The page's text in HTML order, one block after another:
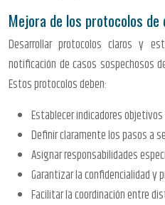
Mejora de los protocolos
Desarrollar protocolos claros y
notificación de casos sospechosos
Estos protocolos deben:
Establecer indicadores
Definir claramente los pasos a
Asignar responsabilidades
Garantizar la confidencialidad y
Facilitar la coordinación entre